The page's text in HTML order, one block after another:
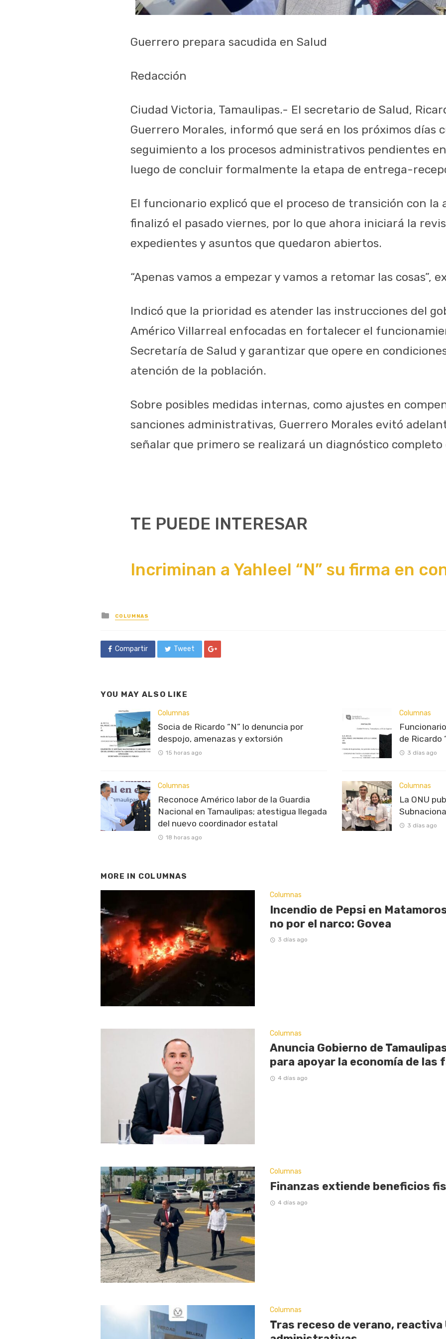
Guerrero prepara sacudida en Salud
Redacción
Ciudad Victoria, Tamaulipas.- El secretario de Salud,
Guerrero Morales, informó que será en los próximos días
seguimiento a los procesos administrativos pendientes
luego de concluir formalmente la etapa de entrega-
El funcionario explicó que el proceso de transición con
finalizó el pasado viernes, por lo que ahora iniciará la
expedientes y asuntos que quedaron abiertos.
“Apenas vamos a empezar y vamos a retomar las cosas”,
Indicó que la prioridad es atender las instrucciones del
Américo Villarreal enfocadas en fortalecer el
Secretaría de Salud y garantizar que opere en
atención de la población.
Sobre posibles medidas internas, como ajustes en
sanciones administrativas, Guerrero Morales evitó
señalar que primero se realizará un diagnóstico completo
TE PUEDE INTERESAR
Incriminan a Yahleel “N” su firma en
Posted
in
COLUMNAS
Compartir Tweet
YOU MAY ALSO LIKE
Columnas
Socia de Ricardo “N” lo denuncia por
despojo, amenazas y extorsión
15 horas ago
Columnas
Reconoce Américo labor de la Guardia
Nacional en Tamaulipas; atestigua llegada
del nuevo coordinador estatal
18 horas ago
Columnas
de Ricardo
3 días ago
Columnas
La ONU
3 días ago
MORE IN COLUMNAS
Columnas
Incendio de Pepsi en
no por el narco: Govea
3 días ago
Columnas
Anuncia Gobierno de
para apoyar la economía de las
4 días ago
Columnas
Finanzas extiende beneficios
4 días ago
Columnas
Tras receso de verano, reactiva